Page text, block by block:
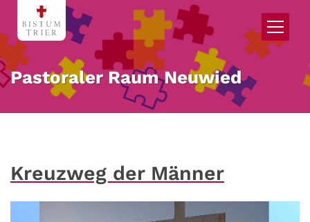
Zum Inhalt springen
Pastoraler Raum Neuwied
Kreuzweg der Männer